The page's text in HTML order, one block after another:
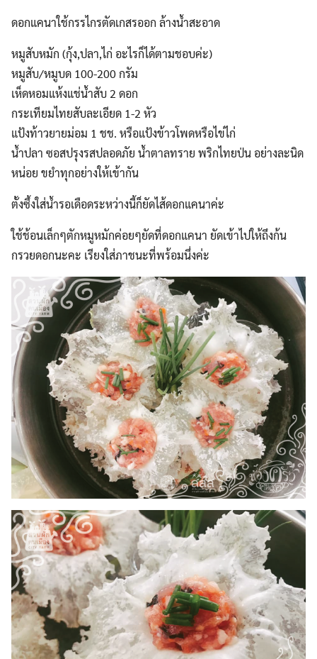
Search
for:
Search
ดอกแคนาใช้กรรไกรตัดเกสรออก ล้างน้ำสะอาด
หมูสับหมัก (กุ้ง,ปลา,ไก่ อะไรก็ได้ตามชอบค่ะ)
หมูสับ/หมูบด 100-200 กรัม
เห็ดหอมแห้งแช่น้ำสับ 2 ดอก
กระเทียมไทยสับละเอียด 1-2 หัว
แป้งท้าวยายม่อม 1 ชช. หรือแป้งข้าวโพดหรือไข่ไก่
น้ำปลา ซอสปรุงรสปลอดภัย น้ำตาลทราย พริกไทยป่น อย่างละนิด
หน่อย ขยำทุกอย่างให้เข้ากัน
ตั้งซึ้งใส่น้ำรอเดือดระหว่างนี้ก็ยัดไส้ดอกแคนาค่ะ
ใช้ช้อนเล็กๆตักหมูหมักค่อยๆยัดที่ดอกแคนา ยัดเข้าไปให้ถึงก้น
กรวยดอกนะคะ เรียงใส่ภาชนะที่พร้อมนึ่งค่ะ